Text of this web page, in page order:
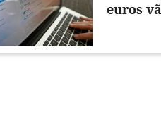
euros